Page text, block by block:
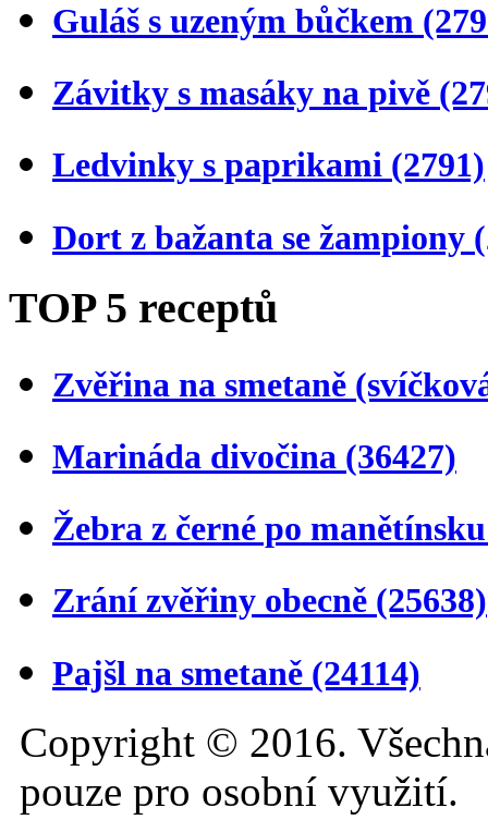
Guláš s uzeným bůčkem
Závitky s masáky na pivě
Ledvinky s paprikami (2791)
Dort z bažanta se žampiony
TOP 5 receptů
Zvěřina na smetaně
Marináda divočina (36427)
Žebra z černé po
Zrání zvěřiny obecně (25638)
Pajšl na smetaně (24114)
Copyright © 2016.
pouze pro osobní využití.